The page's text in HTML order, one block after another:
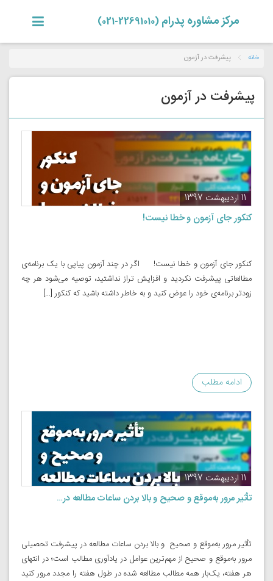
مرکز مشاوره پدرام (22691010-021)
خانه پیشرفت در آزمون
پیشرفت در آزمون
11 اردیبهشت 1397
کنکور جای آزمون و خطا نیست!
کنکور جای آزمون و خطا نیست! اگر در چند آزمون پیاپی با یک برنامه‌ی
مطالعاتی پیشرفت نکردید و افزایش تراز نداشتید، توصیه می‌شود هر چه
زودتر برنامه‌ی خود را عوض کنید و به خاطر داشته باشید که کنکور […]
ادامه مطلب
11 اردیبهشت 1397
تأثیر مرور به‌موقع و صحیح و بالا بردن ساعات مطالعه در…
تأثیر مرور به‌موقع و صحیح و بالا بردن ساعات مطالعه در پیشرفت تحصیلی
مرور به‌موقع و صحیح از مهم‌ترین عوامل در یادآوری مطالب است؛ در انتهای
هر هفته، یک‌بار همه مطالب مطالعه شده در طول هفته را مجدد مرور کنید